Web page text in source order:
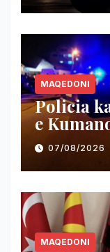
MAQEDONI
Policia
e
07/08/2026
MAQEDONI